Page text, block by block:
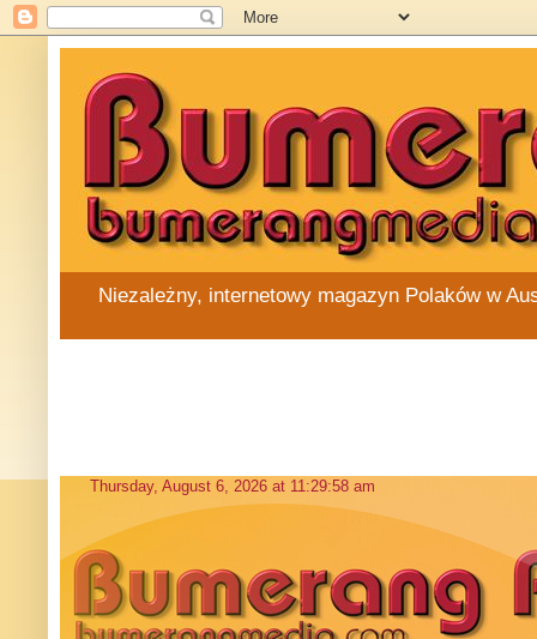
Niezależny, internetowy magazyn Polaków w